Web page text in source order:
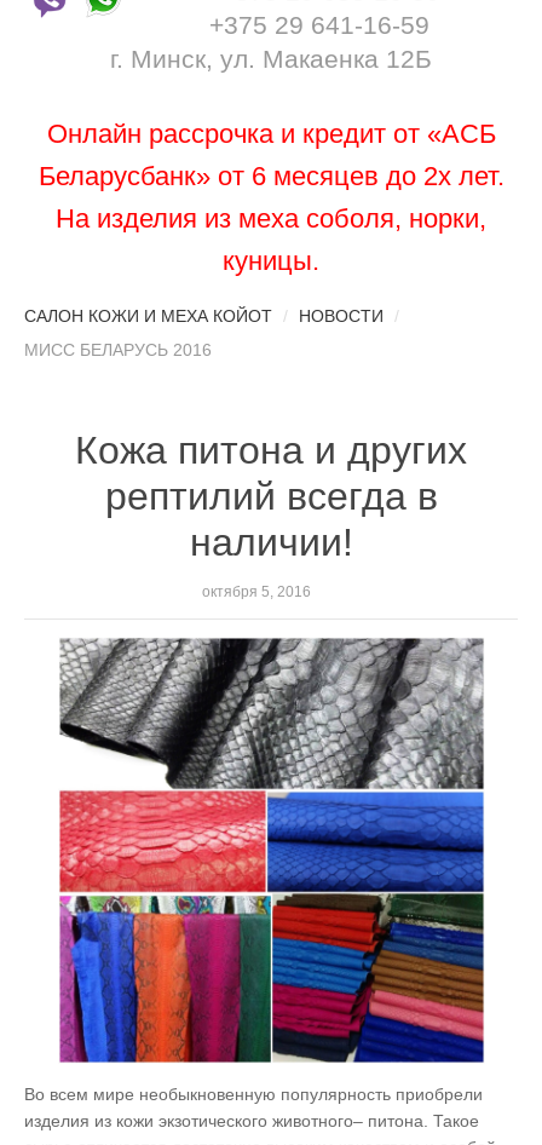
+375 29 641-16-59
г. Минск, ул. Макаенка 12Б
Онлайн рассрочка и кредит от «АСБ
Беларусбанк» от 6 месяцев до 2х лет.
На изделия из меха соболя, норки,
куницы.
САЛОН КОЖИ И МЕХА КОЙОТ / НОВОСТИ
/
МИСС БЕЛАРУСЬ 2016
Кожа питона и других
рептилий всегда в
наличии!
октября 5, 2016
Во всем мире необыкновенную популярность приобрели
изделия из кожи экзотического животного– питона. Такое